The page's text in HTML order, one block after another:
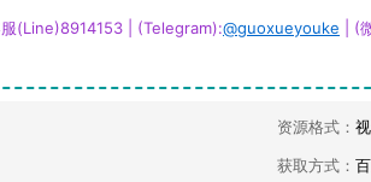
(Line)8914153 | (Telegram):@guoxueyouke | (
资源格式：
获取方式：